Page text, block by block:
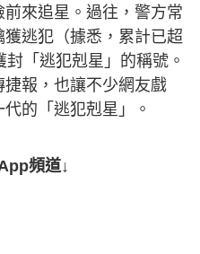
來追星。過往，警方常
逃犯（據悉，累計已超
「逃犯剋星」的稱號。
報，也讓不少網友戲
的「逃犯剋星」。
頻道↓